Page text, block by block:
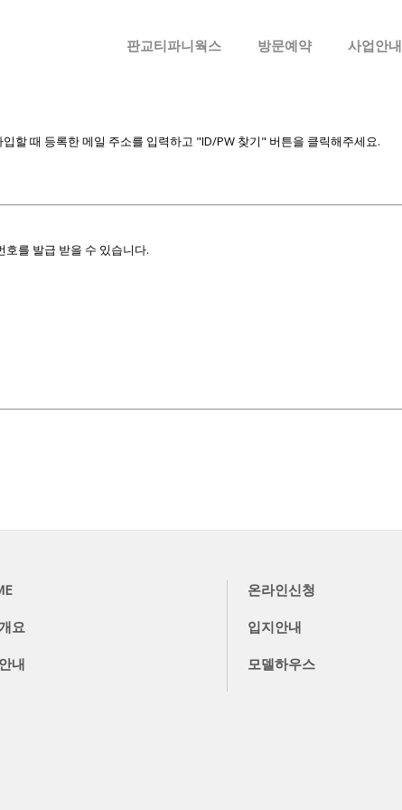
판교티파니웍스 방문예약 사업안내
할 때 등록한 메일 주소를 입력하고 "ID/PW 찾기" 버튼을 클릭해주세요.
를 발급 받을 수 있습니다.
온라인신청
요 입지안내
내 모델하우스